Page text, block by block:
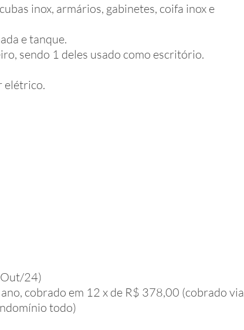
inox, armários, gabinetes, coifa inox e
e tanque.
sendo 1 deles usado como escritório.
elétrico.
24)
cobrado em 12 x de R$ 378,00 (cobrado via
todo)